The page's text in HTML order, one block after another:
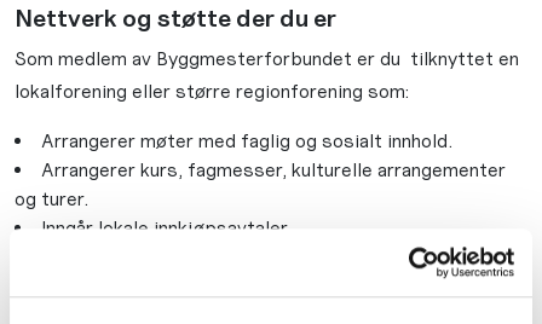
Nettverk og støtte der du er
Som medlem av Byggmesterforbundet er du tilknyttet en
lokalforening eller større regionforening som:
Arrangerer møter med faglig og sosialt innhold.
Arrangerer kurs, fagmesser, kulturelle arrangementer
og turer.
Inngår lokale innkjøpsavtaler.
Er en arena for identitetsbygging, tilhørighet og